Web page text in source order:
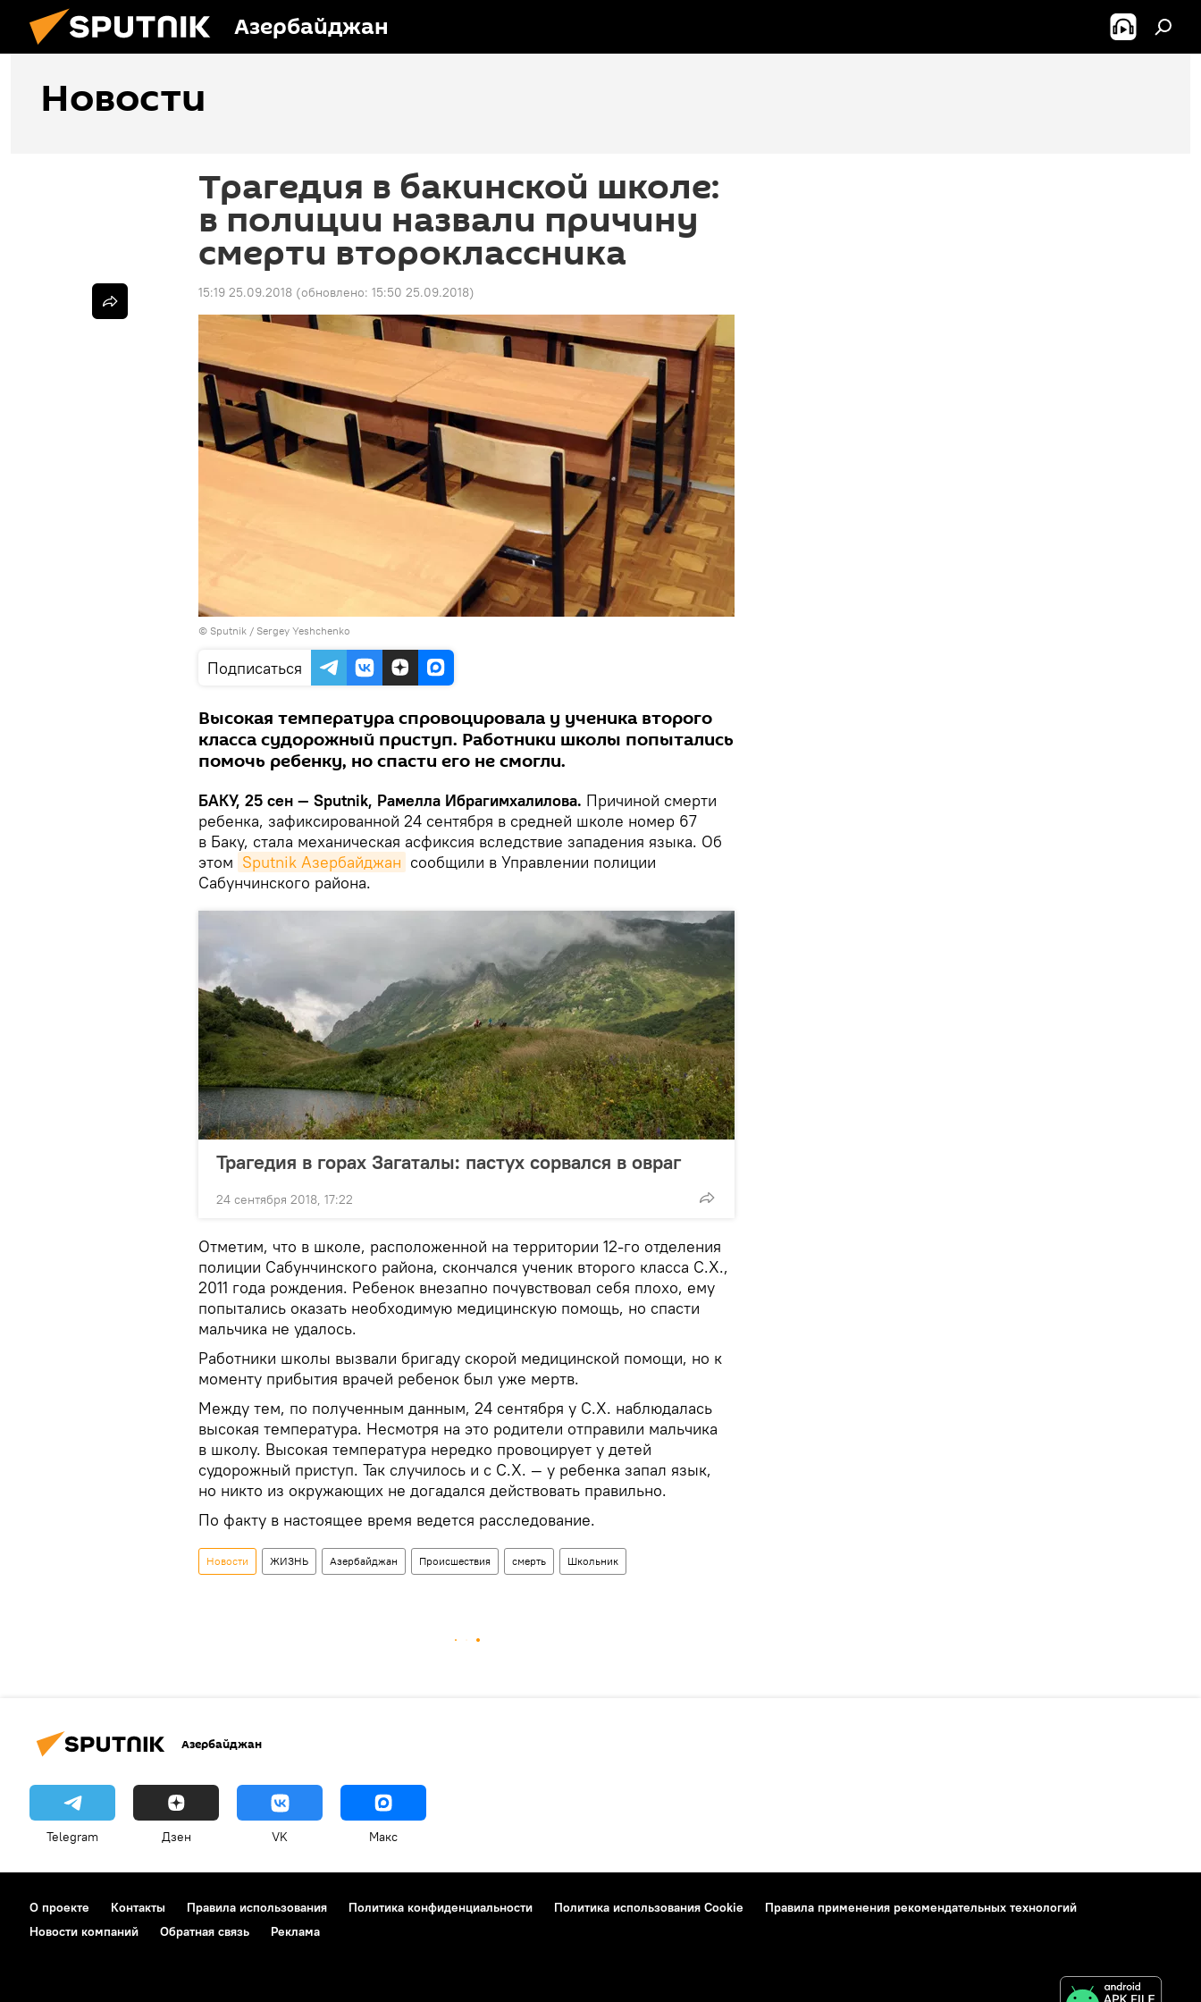
Азербайджан
Новости
Трагедия в бакинской школе:
в полиции назвали причину
смерти второклассника
15:19 25.09.2018 (обновлено: 15:50 25.09.2018)
© Sputnik / Sergey Yeshchenko
Подписаться
Высокая температура спровоцировала у ученика второго
класса судорожный приступ. Работники школы попытались
помочь ребенку, но спасти его не смогли.
БАКУ, 25 сен — Sputnik, Рамелла Ибрагимхалилова. Причиной смерти
ребенка, зафиксированной 24 сентября в средней школе номер 67
в Баку, стала механическая асфиксия вследствие западения языка. Об
этом Sputnik Азербайджан сообщили в Управлении полиции
Сабунчинского района.
Трагедия в горах Загаталы: пастух сорвался в овраг
24 сентября 2018, 17:22
Отметим, что в школе, расположенной на территории 12-го отделения
полиции Сабунчинского района, скончался ученик второго класса С.Х.,
2011 года рождения. Ребенок внезапно почувствовал себя плохо, ему
попытались оказать необходимую медицинскую помощь, но спасти
мальчика не удалось.
Работники школы вызвали бригаду скорой медицинской помощи, но к
моменту прибытия врачей ребенок был уже мертв.
Между тем, по полученным данным, 24 сентября у С.Х. наблюдалась
высокая температура. Несмотря на это родители отправили мальчика
в школу. Высокая температура нередко провоцирует у детей
судорожный приступ. Так случилось и с С.Х. — у ребенка запал язык,
но никто из окружающих не догадался действовать правильно.
По факту в настоящее время ведется расследование.
Новости ЖИЗНЬ Азербайджан Происшествия смерть Школьник
Азербайджан
Telegram Дзен VK Макс
О проекте Контакты Правила использования Политика конфиденциальности Политика использования Cookie
Правила применения рекомендательных технологий
Новости компаний
Обратная связь Реклама